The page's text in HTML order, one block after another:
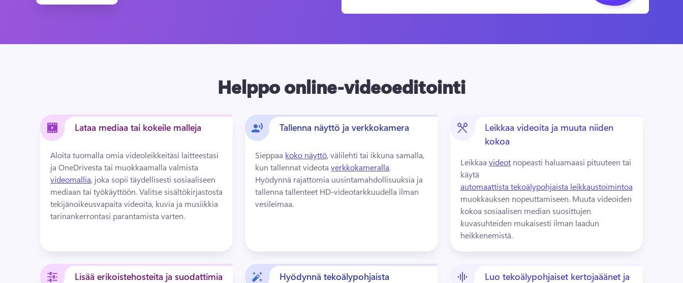
Helppo online-videoeditointi
Lataa mediaa tai kokeile malleja
Aloita tuomalla omia videoleikkeitäsi laitteestasi
ja OneDrivesta tai muokkaamalla valmista
videomallia, joka sopii täydellisesti sosiaaliseen
mediaan tai työkäyttöön. Valitse sisältökirjastosta
tekijänoikeusvapaita videoita, kuvia ja musiikkia
tarinankerrontasi parantamista varten.
Tallenna näyttö ja verkkokamera
Sieppaa koko näyttö, välilehti tai ikkuna samalla,
kun tallennat videota verkkokameralla
Hyödynnä rajattomia uusintamahdollisuuksia ja
tallenna tallenteet HD-videotarkkuudella ilman
vesileimaa.
Leikkaa videoita ja muuta niiden
kokoa
Leikkaa videot nopeasti haluamaasi pituuteen tai
käytä
automaattista tekoälypohjaista leikkaustoimintoa
muokkauksen nopeuttamiseen. Muuta videoiden
kokoa sosiaalisen median suosittujen
kuvasuhteiden mukaisesti ilman laadun
heikkenemistä.
Lisää erikoistehosteita ja suodattimia
Hyödynnä tekoälypohjaista
Luo tekoälypohjaiset kertojaäänet ja